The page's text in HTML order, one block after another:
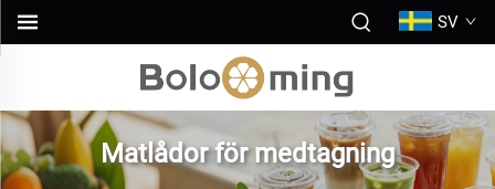
SV
Matlådor för medtagning